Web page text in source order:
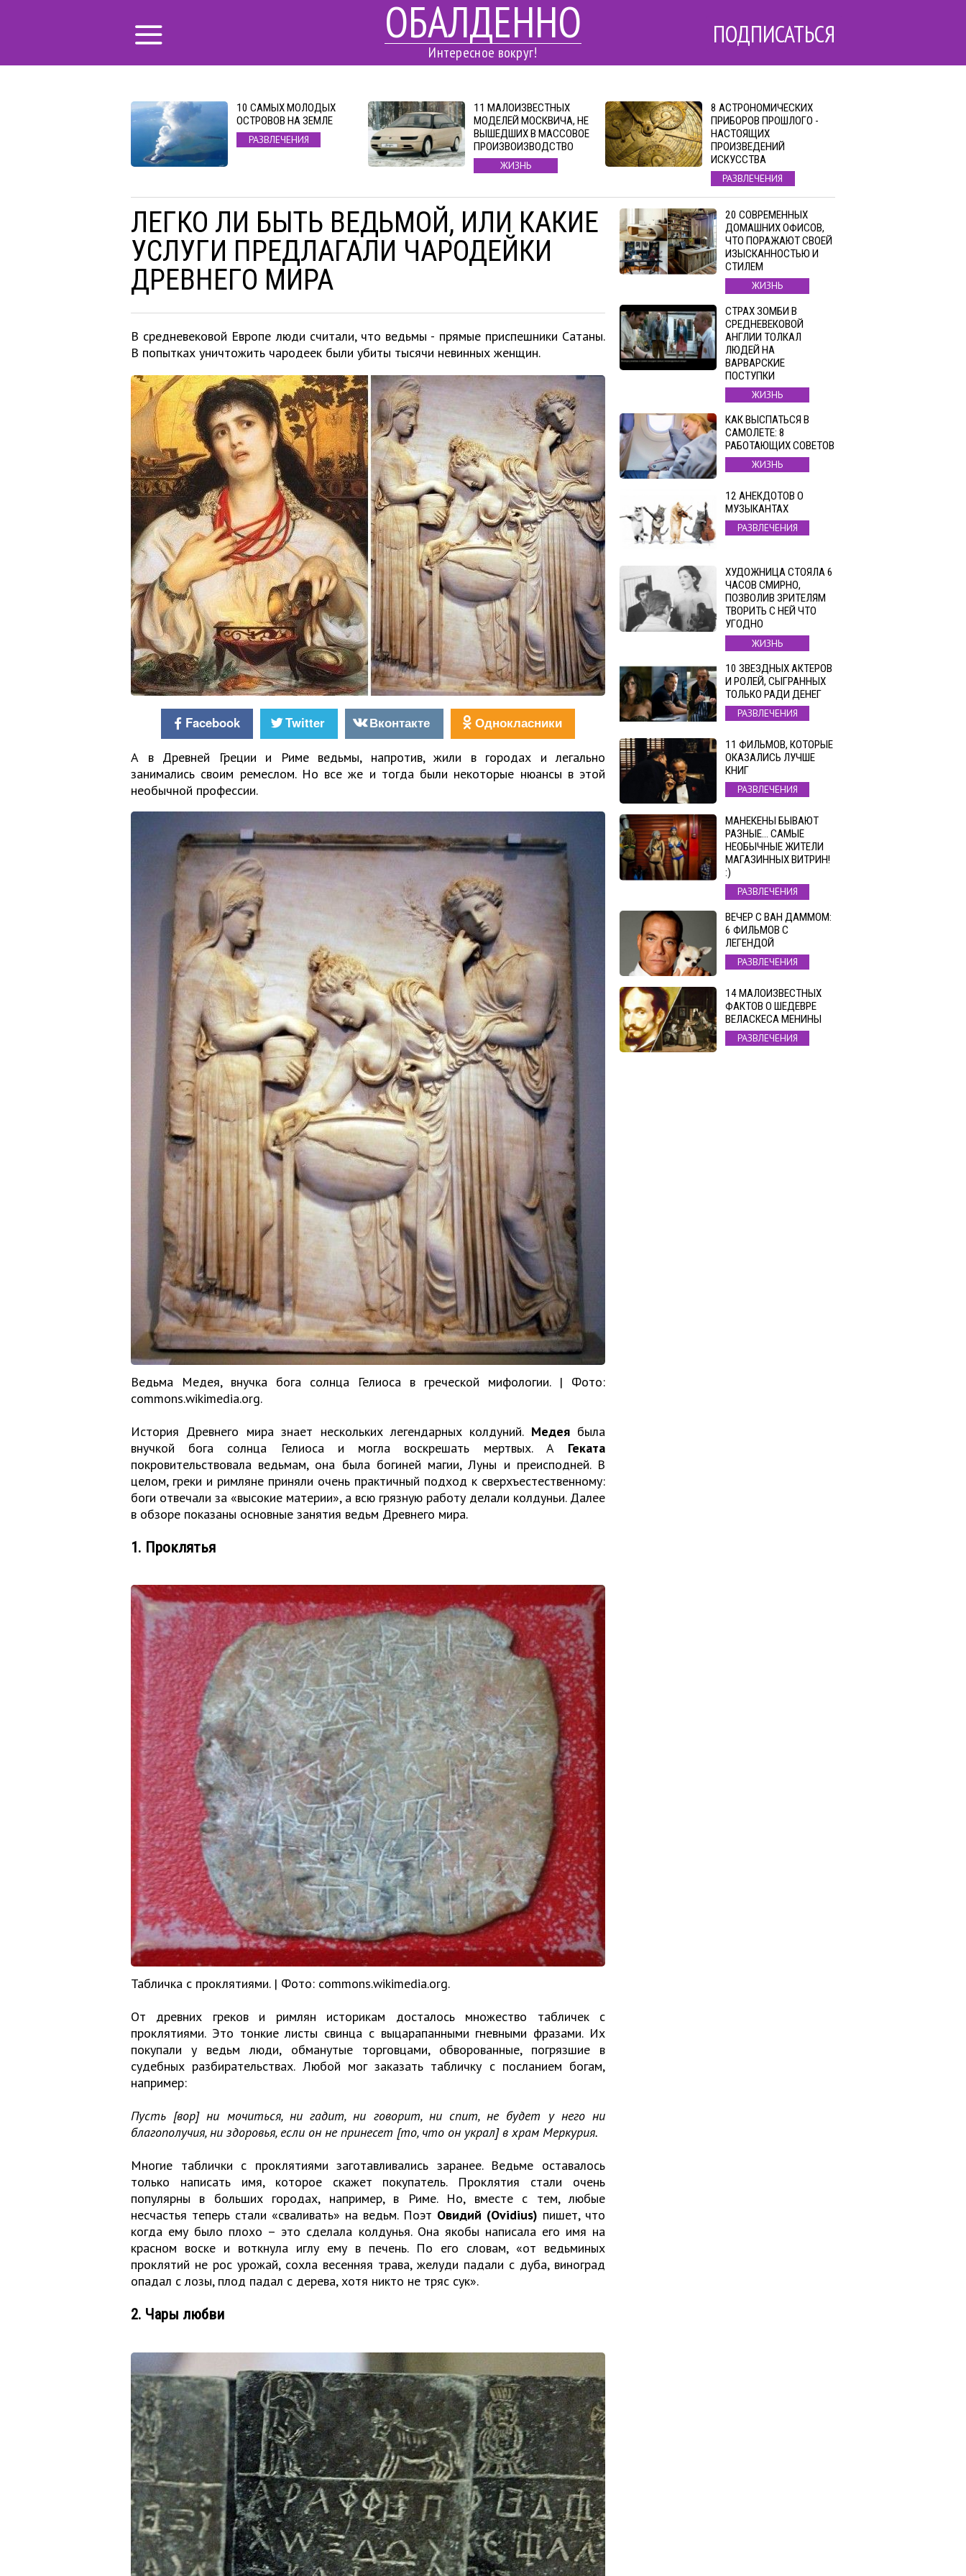
ОБАЛДЕННО
Интересное вокруг!
ПОДПИСАТЬСЯ
10 САМЫХ МОЛОДЫХ
ОСТРОВОВ НА ЗЕМЛЕ
РАЗВЛЕЧЕНИЯ
11 МАЛОИЗВЕСТНЫХ
МОДЕЛЕЙ МОСКВИЧА, НЕ
ВЫШЕДШИХ В МАССОВОЕ
ПРОИЗВОИЗВОДСТВО
ЖИЗНЬ
8 АСТРОНОМИЧЕСКИХ
ПРИБОРОВ ПРОШЛОГО -
НАСТОЯЩИХ
ПРОИЗВЕДЕНИЙ
ИСКУССТВА
РАЗВЛЕЧЕНИЯ
ЛЕГКО ЛИ БЫТЬ ВЕДЬМОЙ, ИЛИ КАКИЕ
УСЛУГИ ПРЕДЛАГАЛИ ЧАРОДЕЙКИ
ДРЕВНЕГО МИРА
В средневековой Европе люди считали, что ведьмы - прямые приспешники Сатаны.
В попытках уничтожить чародеек были убиты тысячи невинных женщин.
Facebook Twitter Вконтакте Однокласники
А в Древней Греции и Риме ведьмы, напротив, жили в городах и легально
занимались своим ремеслом. Но все же и тогда были некоторые нюансы в этой
необычной профессии.
Ведьма Медея, внучка бога солнца Гелиоса в греческой мифологии. | Фото:
commons.wikimedia.org.
История Древнего мира знает нескольких легендарных колдуний. Медеябыла
внучкой бога солнца Гелиоса и могла воскрешать мертвых. А Геката
покровительствовала ведьмам, она была богиней магии, Луны и преисподней. В
целом, греки и римляне приняли очень практичный подход к сверхъестественному:
боги отвечали за «высокие материи», а всю грязную работу делали колдуньи. Далее
в обзоре показаны основные занятия ведьм Древнего мира.
1. Проклятья
Табличка с проклятиями. | Фото: commons.wikimedia.org.
От древних греков и римлян историкам досталось множество табличек с
проклятиями. Это тонкие листы свинца с выцарапанными гневными фразами. Их
покупали у ведьм люди, обманутые торговцами, обворованные, погрязшие в
судебных разбирательствах. Любой мог заказать табличку с посланием богам,
например:
Пусть [вор] ни мочиться, ни гадит, ни говорит, ни спит, не будет у него ни
благополучия, ни здоровья, если он не принесет [то, что он украл] в храм Меркурия.
Многие таблички с проклятиями заготавливались заранее. Ведьме оставалось
только написать имя, которое скажет покупатель. Проклятия стали очень
популярны в больших городах, например, в Риме. Но, вместе с тем, любые
несчастья теперь стали «сваливать» на ведьм. Поэт Овидий (Ovidius) пишет, что
когда ему было плохо – это сделала колдунья. Она якобы написала его имя на
красном воске и воткнула иглу ему в печень. По его словам, «от ведьминых
проклятий не рос урожай, сохла весенняя трава, желуди падали с дуба, виноград
опадал с лозы, плод падал с дерева, хотя никто не тряс сук».
2. Чары любви
20 СОВРЕМЕННЫХ
ДОМАШНИХ ОФИСОВ,
ЧТО ПОРАЖАЮТ СВОЕЙ
ИЗЫСКАННОСТЬЮ И
СТИЛЕМ
ЖИЗНЬ
СТРАХ ЗОМБИ В
СРЕДНЕВЕКОВОЙ
АНГЛИИ ТОЛКАЛ
ЛЮДЕЙ НА
ВАРВАРСКИЕ
ПОСТУПКИ
ЖИЗНЬ
КАК ВЫСПАТЬСЯ В
САМОЛЕТЕ: 8
РАБОТАЮЩИХ СОВЕТОВ
ЖИЗНЬ
12 АНЕКДОТОВ О
МУЗЫКАНТАХ
РАЗВЛЕЧЕНИЯ
ХУДОЖНИЦА СТОЯЛА 6
ЧАСОВ СМИРНО,
ПОЗВОЛИВ ЗРИТЕЛЯМ
ТВОРИТЬ С НЕЙ ЧТО
УГОДНО
ЖИЗНЬ
10 ЗВЕЗДНЫХ АКТЕРОВ
И РОЛЕЙ, СЫГРАННЫХ
ТОЛЬКО РАДИ ДЕНЕГ
РАЗВЛЕЧЕНИЯ
11 ФИЛЬМОВ, КОТОРЫЕ
ОКАЗАЛИСЬ ЛУЧШЕ
КНИГ
РАЗВЛЕЧЕНИЯ
МАНЕКЕНЫ БЫВАЮТ
РАЗНЫЕ… САМЫЕ
НЕОБЫЧНЫЕ ЖИТЕЛИ
МАГАЗИННЫХ ВИТРИН!
:)
РАЗВЛЕЧЕНИЯ
ВЕЧЕР С ВАН ДАММОМ:
6 ФИЛЬМОВ С
ЛЕГЕНДОЙ
РАЗВЛЕЧЕНИЯ
14 МАЛОИЗВЕСТНЫХ
ФАКТОВ О ШЕДЕВРЕ
ВЕЛАСКЕСА МЕНИНЫ
РАЗВЛЕЧЕНИЯ